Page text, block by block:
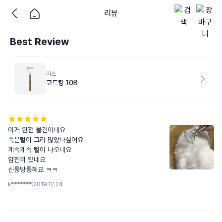
리뷰
Best Review
마스
코트킹 10B
이거 완전 물건이네요
죽은털이 그리 많았나싶어요
계속계속 털이 나오네요
얌전히 있네요
신통방통해요 ㅋㅋ
k******* 2019.12.24